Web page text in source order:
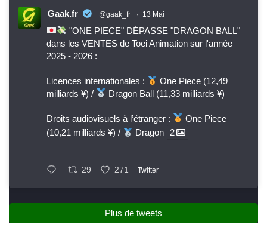
Gaak.fr @gaak_fr · 13 Mai
"ONE PIECE" DÉPASSE "DRAGON BALL"
dans les VENTES de Toei Animation sur l'année
2025 - 2026 :
Licences internationales :
One Piece (12,49
milliards ¥) /
Dragon Ball (11,33 milliards ¥)
Droits audiovisuels à l’étranger :
One Piece
(10,21 milliards ¥) /
Dragon 2
29 271 Twitter
Plus de tweets